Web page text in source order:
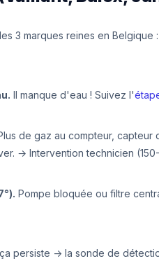
3 marques reines en Belgique :
Il manque d'eau ! Suivez l'
de gaz au compteur, capteur
→ Intervention technicien
Pompe bloquée ou filtre
persiste -> la sonde de